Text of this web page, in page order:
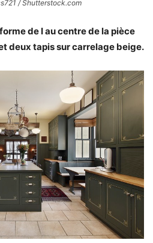
/ Shutterstock.com
de I au centre de la pièce
deux tapis sur carrelage beige.